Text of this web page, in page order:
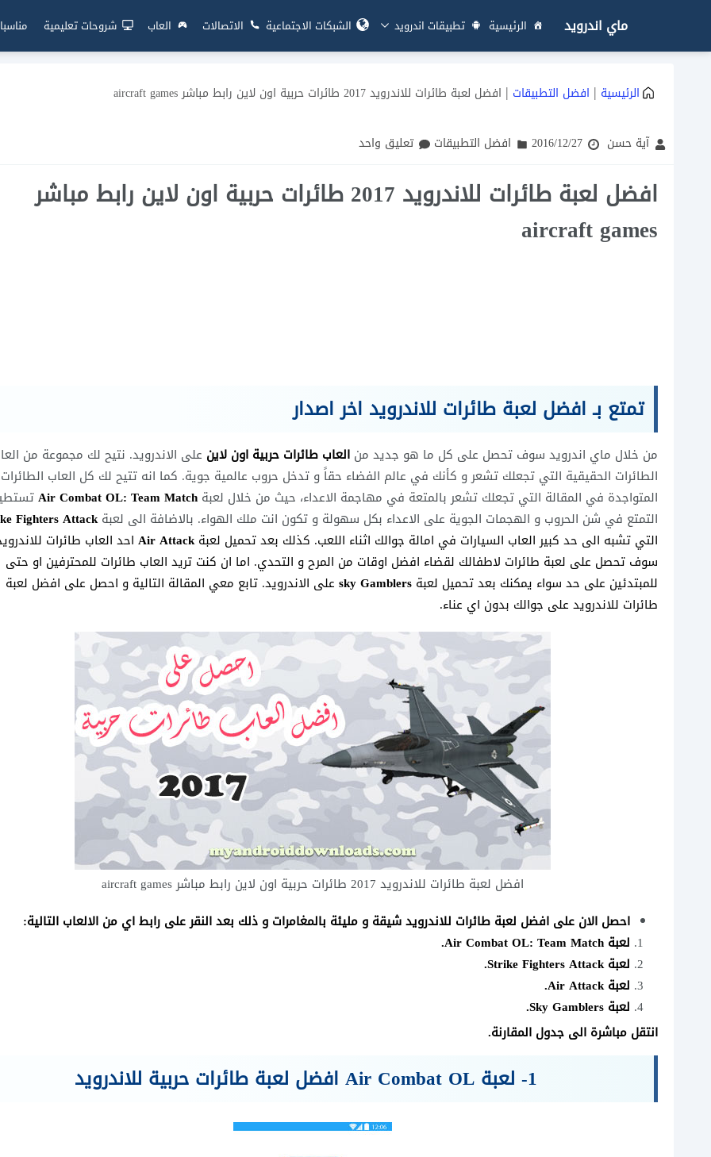
ماي اندرويد الرئيسية تطبيقات اندرويد الشبكات الاجتماعية الاتصالات العاب شروحات تعليمية
الرئيسية | افضل التطبيقات | افضل لعبة طائرات للاندرويد 2017 طائرات حربية اون لاين رابط مباشر aircraft games
آية حسن 2016/12/27 افضل التطبيقات تعليق واحد
افضل لعبة طائرات للاندرويد 2017 طائرات حربية اون لاين رابط مباشر
aircraft games
تمتع بـ افضل لعبة طائرات للاندرويد اخر اصدار
من خلال ماي اندرويد سوف تحصل على كل ما هو جديد من العاب طائرات حربية اون لاين على الاندرويد. نتيح لك مجموعة من
الطائرات الحقيقية التي تجعلك تشعر و كأنك في عالم الفضاء حقاً و تدخل حروب عالمية جوية. كما انه تتيح لك كل العاب الطائرات
المتواجدة في المقالة التي تجعلك تشعر بالمتعة في مهاجمة الاعداء، حيث من خلال لعبة Air Combat OL: Team Match
التمتع في شن الحروب و الهجمات الجوية على الاعداء بكل سهولة و تكون انت ملك الهواء. بالاضافة الى لعبةFighters Attack
التي تشبه الى حد كبير العاب السيارات في امالة جوالك اثناء اللعب. كذلك بعد تحميل لعبةAir
Attack
احد العاب طائرات
سوف تحصل على لعبة طائرات لاطفالك لقضاء افضل اوقات من المرح و التحدي. اما ان كنت تريد العاب طائرات للمحترفين او حتى
للمبتدئين على حد سواء يمكنك بعد تحميل لعبة sky Gamblers على الاندرويد. تابع معي المقالة التالية و احصل على افضل لعبة
طائرات للاندرويد على جوالك بدون اي عناء.
افضل لعبة طائرات للاندرويد 2017 طائرات حربية اون لاين رابط مباشر aircraft games
احصل الان على افضل لعبة طائرات للاندرويد شيقة و مليئة بالمغامرات و ذلك بعد النقر على رابط اي من الالعاب التالية:
لعبة Air Combat OL: Team Match
.
لعبةStrike Fighters Attack
.
لعبةAir Attack
.
لعبة Sky Gamblers
.
انتقل مباشرة الى جدول المقارنة.
1- لعبة Air Combat OL افضل لعبة طائرات حربية للاندرويد